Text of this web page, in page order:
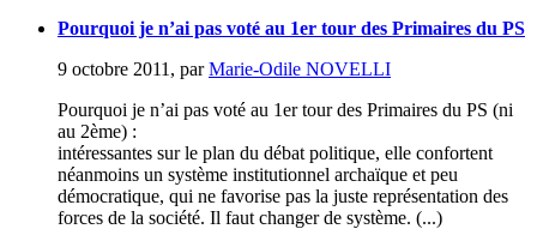
Pourquoi je n’ai pas voté au 1er tour des Primaires du PS
9 octobre 2011 , parMarie-Odile NOVELLI
Pourquoi je n’ai pas voté au 1er tour des Primaires du PS (ni
au 2ème) :
intéressantes sur le plan du débat politique, elle confortent
néanmoins un système institutionnel archaïque et peu
démocratique, qui ne favorise pas la juste représentation des
forces de la société. Il faut changer de système. (...)